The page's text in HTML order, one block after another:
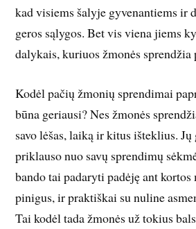
kad visiems šalyje gyvenantiems ir
geros sąlygos. Bet vis viena jiems
dalykais, kuriuos žmonės sprendžia
Kodėl pačių žmonių sprendimai
būna geriausi? Nes žmonės
savo lėšas, laiką ir kitus išteklius.
priklauso nuo savų sprendimų
bando tai padaryti padėję ant
pinigus, ir praktiškai su nuline
Tai kodėl tada žmonės už tokius